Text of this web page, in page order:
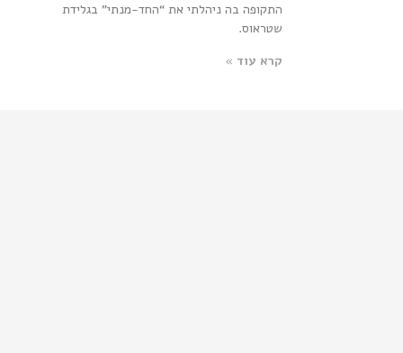
התקופה בה ניהלתי את “החד-מנתי” בגלידת
שטראוס.
קרא עוד »